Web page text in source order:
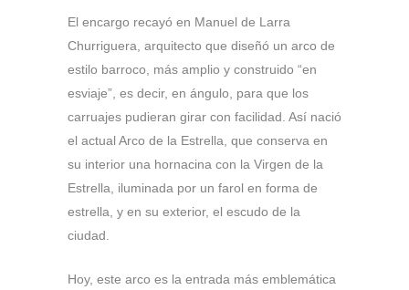
El encargo recayó en Manuel de Larra
Churriguera, arquitecto que diseñó un arco de
estilo barroco, más amplio y construido “en
esviaje”, es decir, en ángulo, para que los
carruajes pudieran girar con facilidad. Así nació
el actual Arco de la Estrella, que conserva en
su interior una hornacina con la Virgen de la
Estrella, iluminada por un farol en forma de
estrella, y en su exterior, el escudo de la
ciudad.
Hoy, este arco es la entrada más emblemática